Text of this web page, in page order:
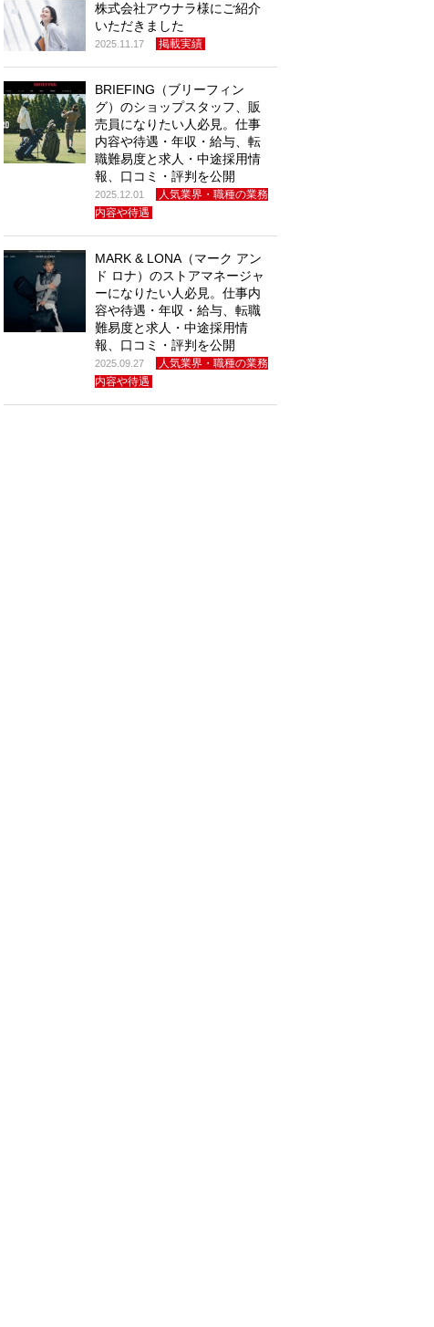
株式会社アウナラ様にご紹介
いただきました
2025.11.17 掲載実績
BRIEFING（ブリーフィン
グ）のショップスタッフ、販
売員になりたい人必見。仕事
内容や待遇・年収・給与、転
職難易度と求人・中途採用情
報、口コミ・評判を公開
2025.12.01
人気業界・職種の業務
内容や待遇
MARK & LONA（マーク アン
ド ロナ）のストアマネージャ
ーになりたい人必見。仕事内
容や待遇・年収・給与、転職
難易度と求人・中途採用情
報、口コミ・評判を公開
2025.09.27
人気業界・職種の業務
内容や待遇